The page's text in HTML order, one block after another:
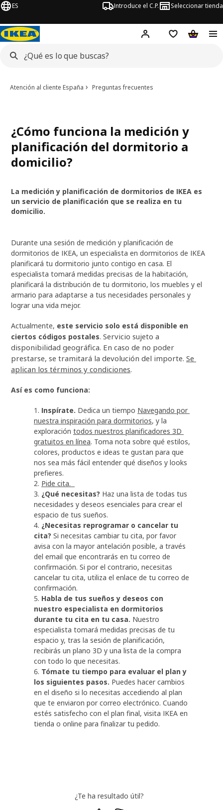
ES Introduce el C.P. Seleccionar tienda
Hej! Iniciar sesión
Lista de deseos
Carrito
Atención al cliente España Preguntas frecuentes
¿Cómo funciona la medición y
planificación del dormitorio a
domicilio?
La medición y planificación de dormitorios de IKEA es
un servicio de planificación que se realiza en tu
domicilio.
Durante una sesión de medición y planificación de
dormitorios de IKEA, un especialista en dormitorios de IKEA
planificará tu dormitorio junto contigo en casa. El
especialista tomará medidas precisas de la habitación,
planificará la distribución de tu dormitorio, los muebles y el
armario para adaptarse a tus necesidades personales y
lograr una vida mejor.
Actualmente, este servicio solo está disponible en
ciertos códigos postales. Servicio sujeto a
disponibilidad geográfica. En caso de no poder
prestarse, se tramitará la devolución del importe. Se
aplican los términos y condiciones.
Así es como funciona:
Inspírate. Dedica un tiempo Navegando por
nuestra inspiración para dormitorios, y la
exploración todos nuestros planificadores 3D
gratuitos en línea. Toma nota sobre qué estilos,
colores, productos e ideas te gustan para que
nos sea más fácil entender qué diseños y looks
prefieres.
Pide cita.
¿Qué necesitas? Haz una lista de todas tus
necesidades y deseos esenciales para crear el
espacio de tus sueños.
¿Necesitas reprogramar o cancelar tu
cita? Si necesitas cambiar tu cita, por favor
avisa con la mayor antelación posible, a través
del email que encontrarás en tu correo de
confirmación. Si por el contrario, necesitas
cancelar tu cita, utiliza el enlace de tu correo de
confirmación.
Habla de tus sueños y deseos con
nuestro especialista en dormitorios
durante tu cita en tu casa. Nuestro
especialista tomará medidas precisas de tu
espacio y, tras la sesión de planificación,
recibirás un plano 3D y una lista de la compra
con todo lo que necesitas.
Tómate tu tiempo para evaluar el plan y
los siguientes pasos. Puedes hacer cambios
en el diseño si lo necesitas accediendo al plan
que te enviaron por correo electrónico. Cuando
estés satisfecho con el plan final, visita IKEA en
tienda o online para finalizar tu pedido.
¿Te ha resultado útil?